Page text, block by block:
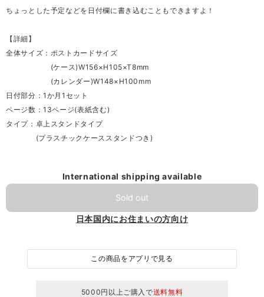
ちょっとした予定などを日付欄に書き込むこともできますよ！
【詳細】
全体サイズ：ポストカードサイズ
(ケース)W156×H105×T8mm
(カレンダー)W148×H100mm
日付部分：1か月1セット
ページ数：13ページ(表紙含む)
タイプ：卓上スタンドタイプ
(プラスチックケーススタンドつき)
International shipping available
Sold out
日本国内にお住まいの方向け
この商品をアプリで見る
5000円以上ご購入で送料無料